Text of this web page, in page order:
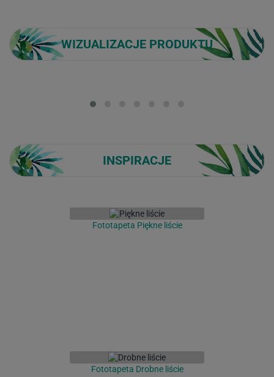
WIZUALIZACJE PRODUKTU
INSPIRACJE
Fototapeta Piękne liście
Fototapeta Drobne liście